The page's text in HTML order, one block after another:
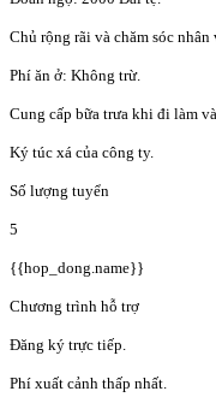
Chủ rộng rãi và chăm sóc
Phí ăn ở: Không trừ.
Cung cấp bữa trưa khi đi làm
Ký túc xá của công ty.
Số lượng tuyển
5
{{hop_dong.name}}
Chương trình hỗ trợ
Đăng ký trực tiếp.
Phí xuất cảnh thấp nhất.